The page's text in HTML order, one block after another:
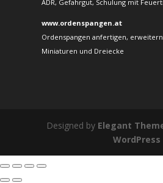
ADR, Gefahrgut, Schulung mit
www.ordenspangen.at
Ordenspangen anfertigen,
Miniaturen und Dreiecke
Designed by Elegant
WordPress